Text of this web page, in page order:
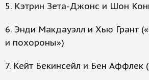
5. Кэтрин Зета-Джонс и Шон
6. Энди Макдауэлл и Хью Грант
и похороны»)
7. Кейт Бекинсейл и Бен Аффлек